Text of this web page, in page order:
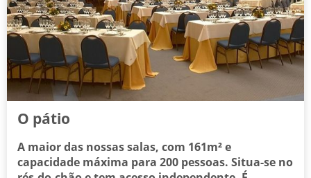
O pátio
A maior das nossas salas, com 161m² e
capacidade máxima para 200 pessoas. Situa-se no